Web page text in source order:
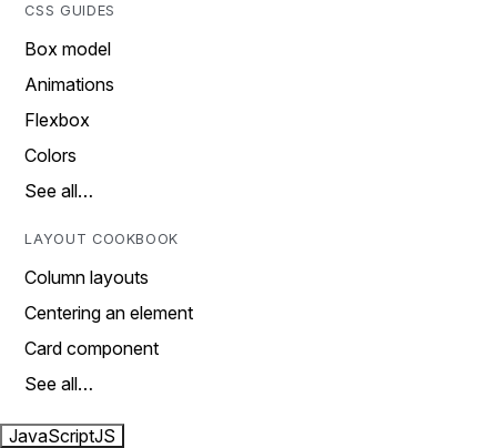
CSS GUIDES
Box model
Animations
Flexbox
Colors
See all…
LAYOUT COOKBOOK
Column layouts
Centering an element
Card component
See all…
JavaScriptJS